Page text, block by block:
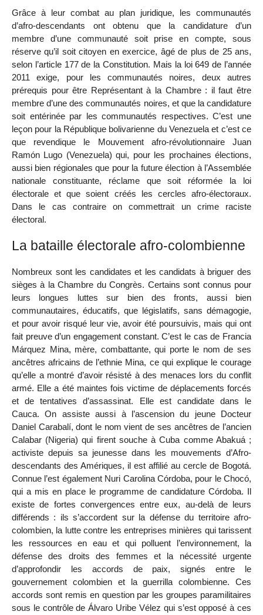
Grâce à leur combat au plan juridique, les communautés
d’afro-descendants ont obtenu que la candidature d’un
membre d’une communauté soit prise en compte, sous
réserve qu’il soit citoyen en exercice, âgé de plus de 25 ans,
selon l’article 177 de la Constitution. Mais la loi 649 de l’année
2011 exige, pour les communautés noires, deux autres
prérequis pour être Représentant à la Chambre : il faut être
membre d’une des communautés noires, et que la candidature
soit entérinée par les communautés respectives. C’est une
leçon pour la République bolivarienne du Venezuela et c’est ce
que revendique le Mouvement afro-révolutionnaire Juan
Ramón Lugo (Venezuela) qui, pour les prochaines élections,
aussi bien régionales que pour la future élection à l’Assemblée
nationale constituante, réclame que soit réformée la loi
électorale et que soient créés les cercles afro-électoraux.
Dans le cas contraire on commettrait un crime raciste
électoral.
La bataille électorale afro-colombienne
Nombreux sont les candidates et les candidats à briguer des
sièges à la Chambre du Congrès. Certains sont connus pour
leurs longues luttes sur bien des fronts, aussi bien
communautaires, éducatifs, que législatifs, sans démagogie,
et pour avoir risqué leur vie, avoir été poursuivis, mais qui ont
fait preuve d’un engagement constant. C’est le cas de Francia
Márquez Mina, mère, combattante, qui porte le nom de ses
ancêtres africains de l’ethnie Mina, ce qui explique le courage
qu’elle a montré d’avoir résisté à des menaces lors du conflit
armé. Elle a été maintes fois victime de déplacements forcés
et de tentatives d’assassinat. Elle est candidate dans le
Cauca. On assiste aussi à l’ascension du jeune Docteur
Daniel Carabalí, dont le nom vient de ses ancêtres de l’ancien
Calabar (Nigeria) qui firent souche à Cuba comme Abakuá ;
activiste depuis sa jeunesse dans les mouvements d’Afro-
descendants des Amériques, il est affilié au cercle de Bogotá.
Connue l’est également Nuri Carolina Córdoba, pour le Chocó,
qui a mis en place le programme de candidature Córdoba. Il
existe de fortes convergences entre eux, au-delà de leurs
différends : ils s’accordent sur la défense du territoire afro-
colombien, la lutte contre les entreprises minières qui tarissent
les ressources en eau et qui polluent l’environnement, la
défense des droits des femmes et la nécessité urgente
d’approfondir les accords de paix, signés entre le
gouvernement colombien et la guerrilla colombienne. Ces
accords sont remis en question par les groupes paramilitaires
sous le contrôle de Álvaro Uribe Vélez qui s’est opposé à ces